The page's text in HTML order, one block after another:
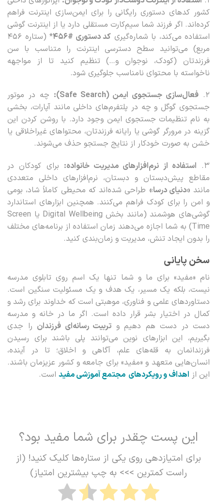
کشور کدهای دستوری رایگانی را برای ایمن‌سازی اینترنت فراهم
کرده‌اند. اگر فرزند شما سیم‌کارت مستقلی دارد یا از اینترنت گوشی
استفاده می‌کند، با شماره‌گیری کد دستوری #۴۵۶
* (ستاره ۴۵۶
مربع) می‌توانید سطح دسترسی اینترنت را متناسب با سن
فرزندتان (کودک، نوجوان و…) تنظیم کنید تا از مواجهه
ناخواسته با محتوای نامناسب جلوگیری شود.
۲.
فعال‌سازی جستجوی ایمن (Safe Search):
چه در موتور
جستجوی گوگل و چه در پلتفرم‌های داخلی مانند آپارات، بخشی
به نام تنظیمات جستجوی ایمن وجود دارد. با روشن کردن این
گزینه در مرورگر گوشی یا رایانه فرزندتان، محتواهای غیراخلاقی یا
خشن به صورت خودکار از نتایج جستجو حذف می‌شوند.
۳.
استفاده از نرم‌افزارهای مدیریت خانواده: برای کودکان در
مقاطع پیش‌دبستان و دبستان، نرم‌افزارهای داخلی متعددی
مانند «دنیای درسا» طراحی شده‌اند که محیطی کاملاً شاد، بومی
و امن را برای کودک فراهم می‌کنند. همچنین ابزارهای استاندارد
گوشی‌های هوشمند (مانند بخش Digital Wellbeing یا Screen
Time) به شما اجازه می‌دهند زمان استفاده از برنامه‌های مختلف
را بدون ایجاد تنش، مدیریت و زمان‌بندی کنید.
سخن پایانی
نام «مفید» برای ما و شما تنها یک اسم روی تابلوی مدرسه
نیست، بلکه یک مسیر، یک هدف و یک مسئولیت سنگین است.
دستاوردهای علمی و فناوری، موهبتی است که خداوند برای رشد و
کمال در اختیار بشر قرار داده است. اگر ما در خانه و مدرسه
دست در دست هم دهیم و تربیت رسانه‌ای فرزندان را جدی
بگیریم، این ابزارهای نوین می‌توانند پلی باشند برای رسیدن
فرزندانمان به قله‌های علم، آگاهی و اخلاق؛ تا در آینده،
انسان‌هایی متعهد و «مفید» برای جامعه و کشور عزیزمان باشند.
این از اهداف و رویکردهای مجتمعآموزشیمفید است.
این پست چقدر برای شما مفید بود؟
برای امتیازدهی روی یکی از ستاره‌ها کلیک کنید! (از
راست کمترین >>> به چپ بیشترین امتیاز)